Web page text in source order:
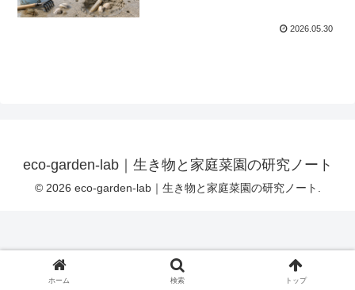
2026.05.30
eco-garden-lab｜生き物と家庭菜園の研究ノート
© 2026 eco-garden-lab｜生き物と家庭菜園の研究ノート.
ホーム 検索 トップ